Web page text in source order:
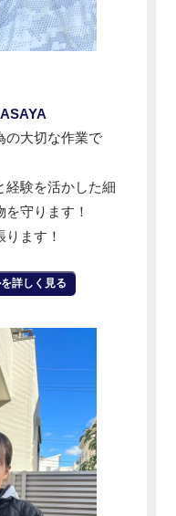
の大切な作業で
経験を活かした細
守ります！
ます！
詳しく見る